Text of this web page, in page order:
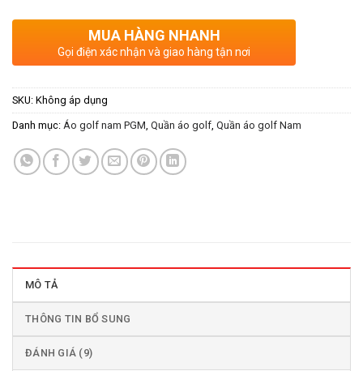
MUA HÀNG NHANH
Gọi điện xác nhận và giao hàng tận nơi
SKU: Không áp dụng
Danh mục: Áo golf nam PGM, Quần áo golf, Quần áo golf Nam
MÔ TẢ
THÔNG TIN BỔ SUNG
ĐÁNH GIÁ (9)